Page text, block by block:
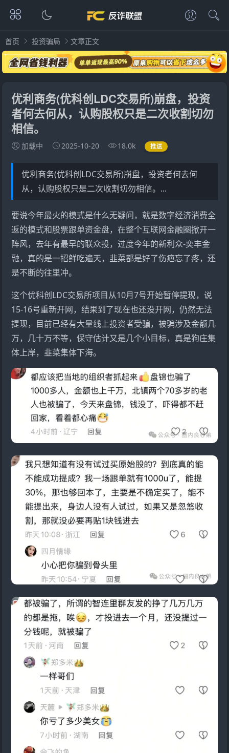
首页 投资骗局 文章正文
优利商务(优科创LDC交易所)崩盘，投资
者何去何从，认购股权只是二次收割切勿
相信。
加载中 2025-10-20 18.0k 推送
优利商务(优科创LDC交易所)崩盘，投资者何去何
从，认购股权只是二次收割切勿相信。...
要说今年最火的模式是什么无疑问，就是数字经济消费全
返的模式和股票跟单资金盘，在整个互联网金融圈掀开一
阵风，去年有最早的联众投，过度今年的新利众-奕丰金
融，真的是一招鲜吃遍天，韭菜都是好了伤疤忘了疼，还
是不断的往里冲。
这个优科创LDC交易所项目从10月7号开始暂停提现，说
15-16号重新开网，结果到了现在也还没开网，仍然无法
提现，目前已经有大量线上投资者受骗，被骗涉及金额几
万，几十万不等，保守估计又是几个小目标，真是狗庄集
体上岸，韭菜集体下海。